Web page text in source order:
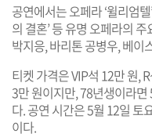
공연에서는 오페라 ‘윌리엄텔
의 결혼’ 등 유명 오페라의
박지응, 바리톤 공병우, 베이
티켓 가격은 VIP석 12만 원,
3만 원이지만, 78년생이라면
다. 공연 시간은 5월 12일 토
이다.